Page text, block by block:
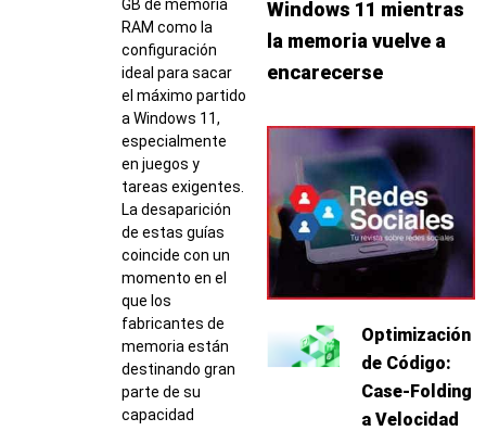
GB de memoria
RAM como la
configuración
ideal para sacar
el máximo partido
a Windows 11,
especialmente
en juegos y
tareas exigentes.
La desaparición
de estas guías
coincide con un
momento en el
que los
fabricantes de
memoria están
destinando gran
parte de su
capacidad
Windows 11 mientras
la memoria vuelve a
encarecerse
Optimización
de Código:
Case-Folding
a Velocidad